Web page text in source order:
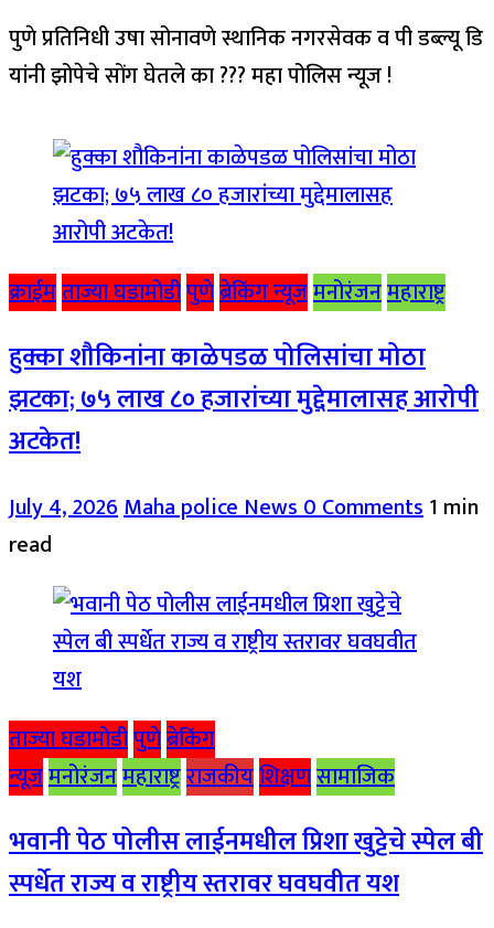
पुणे प्रतिनिधी उषा सोनावणे स्थानिक नगरसेवक व पी डब्ल्यू डि
यांनी झोपेचे सोंग घेतले का ??? महा पोलिस न्यूज !
क्राईमताज्या घडामोडीपुणेब्रेकिंग न्यूजमनोरंजनमहाराष्ट्र
हुक्का शौकिनांना काळेपडळ पोलिसांचा मोठा
झटका; ७५ लाख ८० हजारांच्या मुद्देमालासह आरोपी
अटकेत!
July 4, 2026Maha police News0 Comments1 min
read
ताज्या घडामोडीपुणेब्रेकिंग
न्यूजमनोरंजनमहाराष्ट्रराजकीयशिक्षणसामाजिक
भवानी पेठ पोलीस लाईनमधील प्रिशा खुट्टेचे स्पेल बी
स्पर्धेत राज्य व राष्ट्रीय स्तरावर घवघवीत यश